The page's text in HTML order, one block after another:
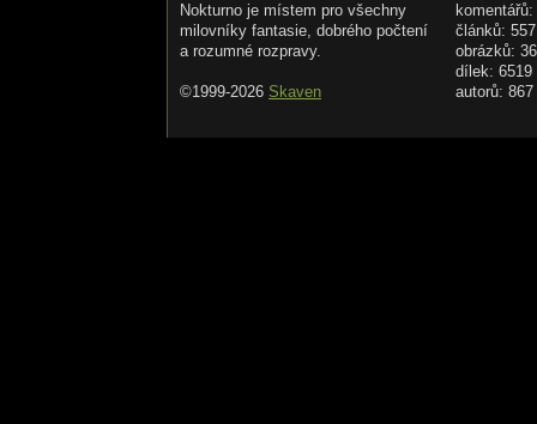
Nokturno je místem pro všechny
milovníky fantasie, dobrého počtení
a rozumné rozpravy.
©1999-2026 Skaven
článků: 557
obrázků:
dílek: 6519
autorů: 867